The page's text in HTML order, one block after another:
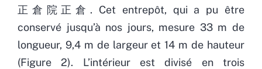
正倉院正倉. Cet entrepôt, qui a pu être
conservé jusqu’à nos jours, mesure 33 m de
longueur, 9,4 m de largeur et 14 m de hauteur
(Figure 2). L’intérieur est divisé en trois